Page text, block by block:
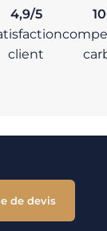
4,9/5
client
de devis